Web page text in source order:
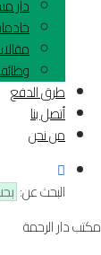
دار
طرق الدفع
أتصل بنا
من نحن
البحث عن:
مكتب دار الرحمة